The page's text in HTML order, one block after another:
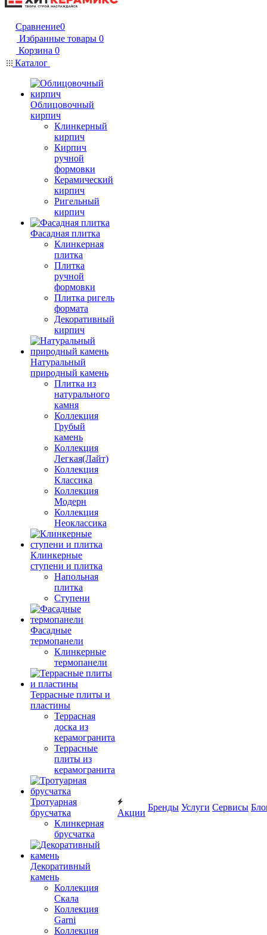
Сравнение0
Избранные товары 0
Корзина 0
Каталог
Облицовочный
кирпич
Клинкерный
кирпич
Кирпич
ручной
формовки
Керамический
кирпич
Ригельный
кирпич
Фасадная плитка
Клинкерная
плитка
Плитка
ручной
формовки
Плитка ригель
формата
Декоративный
кирпич
Натуральный
природный камень
Плитка из
натурального
камня
Коллекция
Грубый
камень
Коллекция
Легкая(Лайт)
Коллекция
Классика
Коллекция
Модерн
Коллекция
Неоклассика
Клинкерные
ступени и плитка
Напольная
плитка
Ступени
Фасадные
термопанели
Клинкерные
термопанели
Террасные плиты и
пластины
Террасная
доска из
керамогранита
Террасные
плиты из
керамогранита
Тротуарная
брусчатка
Клинкерная
брусчатка
Декоративный
камень
Коллекция
Скала
Коллекция
Garni
Коллекция
Акции
Бренды Услуги Сервисы